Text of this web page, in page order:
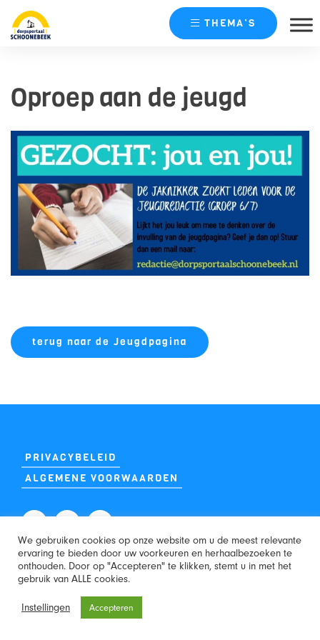
content
THEMA’S
Oproep aan de jeugd
terug naar de Jeugdpagina
PRIVACYBELEID
ALGEMENE VOORWAARDEN
WEBSITE:
We gebruiken cookies op onze website om u de meest relevante
ervaring te bieden door uw voorkeuren en herhaalbezoeken te
onthouden. Door op "Accepteren" te klikken, stemt u in met het
gebruik van ALLE cookies.
Instellingen Accepteren